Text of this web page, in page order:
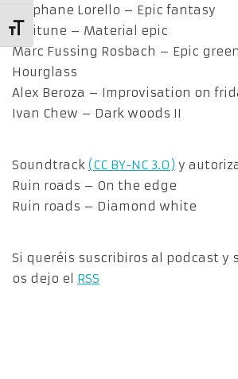
Alternar tamaño de letra
Stephane Lorello – Epic fantasy
Peritune – Material epic
Marc Fussing Rosbach – Epic
Hourglass
Alex Beroza – Improvisation on
Ivan Chew – Dark woods II
Soundtrack (CC BY-NC 3.0) y
Ruin roads – On the edge
Ruin roads – Diamond white
Si queréis suscribiros al podcast y
os dejo el RSS